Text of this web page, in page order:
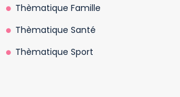
Thèmatique Famille
Thèmatique Santé
Thèmatique Sport